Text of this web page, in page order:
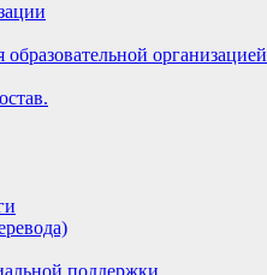
организацией
поддержки